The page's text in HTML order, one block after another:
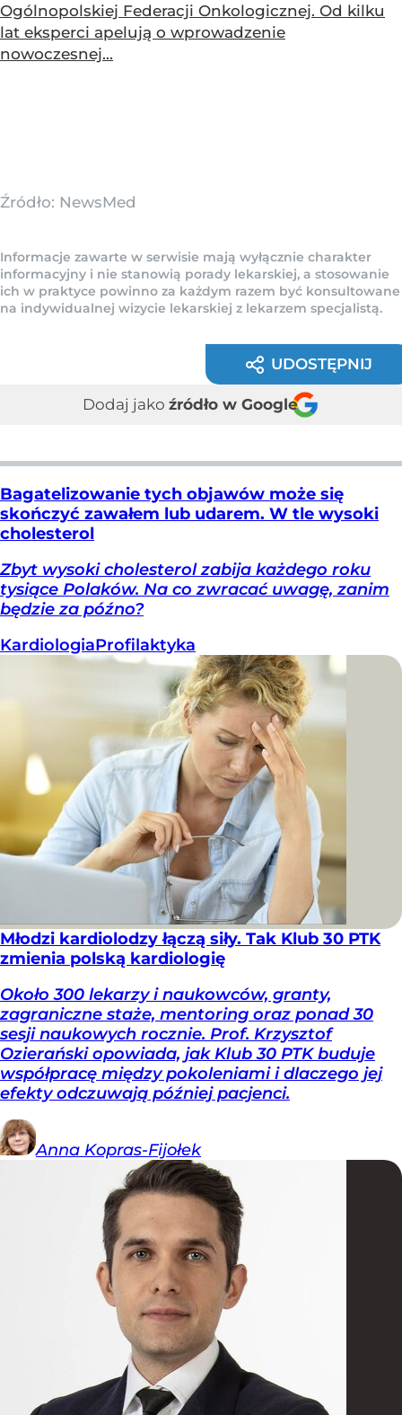
Ogólnopolskiej Federacji Onkologicznej. Od kilku
lat eksperci apelują o wprowadzenie
nowoczesnej...
Źródło: NewsMed
Informacje zawarte w serwisie mają wyłącznie charakter
informacyjny i nie stanowią porady lekarskiej, a stosowanie
ich w praktyce powinno za każdym razem być konsultowane
na indywidualnej wizycie lekarskiej z lekarzem specjalistą.
UDOSTĘPNIJ
Dodaj jako źródło w Google
Bagatelizowanie tych objawów może się
skończyć zawałem lub udarem. W tle wysoki
cholesterol
Zbyt wysoki cholesterol zabija każdego roku
tysiące Polaków. Na co zwracać uwagę, zanim
będzie za późno?
KardiologiaProfilaktyka
Młodzi kardiolodzy łączą siły. Tak Klub 30 PTK
zmienia polską kardiologię
Około 300 lekarzy i naukowców, granty,
zagraniczne staże, mentoring oraz ponad 30
sesji naukowych rocznie. Prof. Krzysztof
Ozierański opowiada, jak Klub 30 PTK buduje
współpracę między pokoleniami i dlaczego jej
efekty odczuwają później pacjenci.
Anna Kopras-Fijołek